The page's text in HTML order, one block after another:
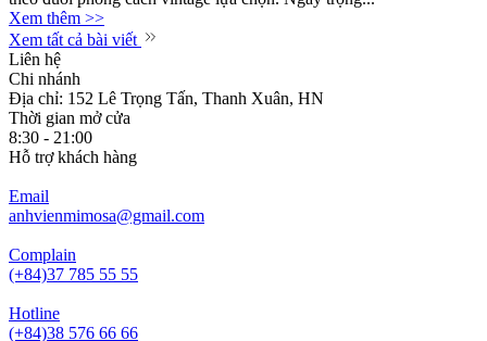
Xem thêm >>
Xem tất cả bài viết
Liên hệ
Chi nhánh
Địa chỉ: 152 Lê Trọng Tấn, Thanh Xuân, HN
Thời gian mở cửa
8:30 - 21:00
Hỗ trợ khách hàng
Email
anhvienmimosa@gmail.com
Complain
(+84)37 785 55 55
Hotline
(+84)38 576 66 66